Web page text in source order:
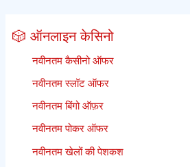
🎲 ऑनलाइन केसिनो
नवीनतम कैसीनो ऑफर
नवीनतम स्लॉट ऑफर
नवीनतम बिंगो ऑफ़र
नवीनतम पोकर ऑफर
नवीनतम खेलों की पेशकश